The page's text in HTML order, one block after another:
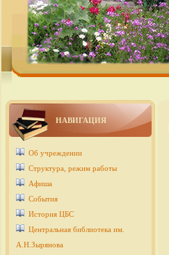
НАВИГАЦИЯ
Об учреждении
Структура, режим работы
Афиша
События
История ЦБС
Центральная библиотека им.
А.Н.Зырянова